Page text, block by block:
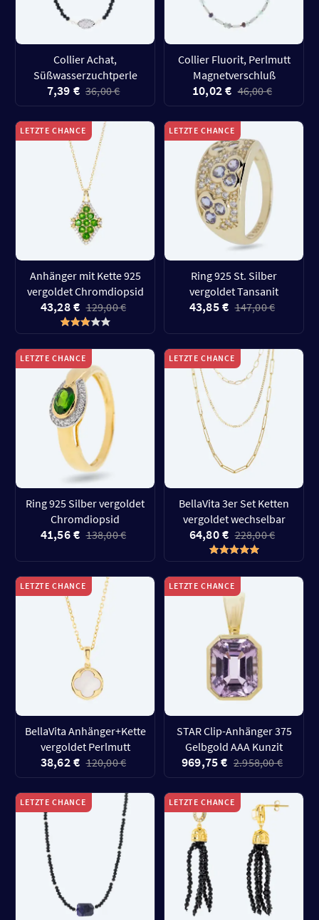
Collier Achat,
Süßwasserzuchtperle
7,39 € 36,00 €
Collier Fluorit, Perlmutt
Magnetverschluß
10,02 € 46,00 €
LETZTE CHANCE
Anhänger mit Kette 925
vergoldet Chromdiopsid
43,28 € 129,00 €
LETZTE CHANCE
Ring 925 St. Silber
vergoldet Tansanit
43,85 € 147,00 €
LETZTE CHANCE
Ring 925 Silber vergoldet
Chromdiopsid
41,56 € 138,00 €
LETZTE CHANCE
BellaVita 3er Set Ketten
vergoldet wechselbar
64,80 € 228,00 €
LETZTE CHANCE
BellaVita Anhänger+Kette
vergoldet Perlmutt
38,62 € 120,00 €
LETZTE CHANCE
STAR Clip-Anhänger 375
Gelbgold AAA Kunzit
969,75 € 2.958,00 €
LETZTE CHANCE LETZTE CHANCE